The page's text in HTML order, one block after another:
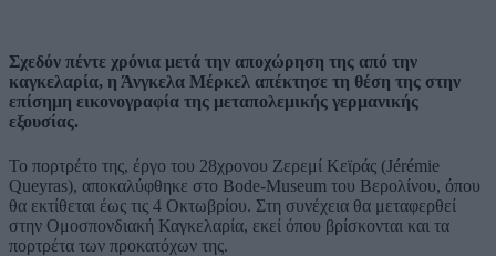
Σχεδόν πέντε χρόνια μετά την αποχώρηση της από την
καγκελαρία, η Άνγκελα Μέρκελ απέκτησε τη θέση της στην
επίσημη εικονογραφία της μεταπολεμικής γερμανικής
εξουσίας.
Το πορτρέτο της, έργο του 28χρονου Ζερεμί Κεϊράς (Jérémie
Queyras), αποκαλύφθηκε στο Bode-Museum του Βερολίνου, όπου
θα εκτίθεται έως τις 4 Οκτωβρίου. Στη συνέχεια θα μεταφερθεί
στην Ομοσπονδιακή Καγκελαρία, εκεί όπου βρίσκονται και τα
πορτρέτα των προκατόχων της.